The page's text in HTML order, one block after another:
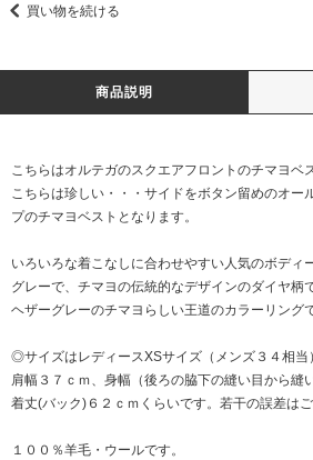
買い物を続ける
商品説明
こちらはオルテガのスクエアフロントのチマヨベ
こちらは珍しい・・・サイドをボタン留めのオー
プのチマヨベストとなります。
いろいろな着こなしに合わせやすい人気のボディ
グレーで、チマヨの伝統的なデザインのダイヤ柄
ヘザーグレーのチマヨらしい王道のカラーリング
◎サイズはレディースXSサイズ（メンズ３４相当
肩幅３７ｃｍ、身幅（後ろの脇下の縫い目から縫
着丈(バック)６２ｃｍくらいです。若干の誤差はご
１００％羊毛・ウールです。